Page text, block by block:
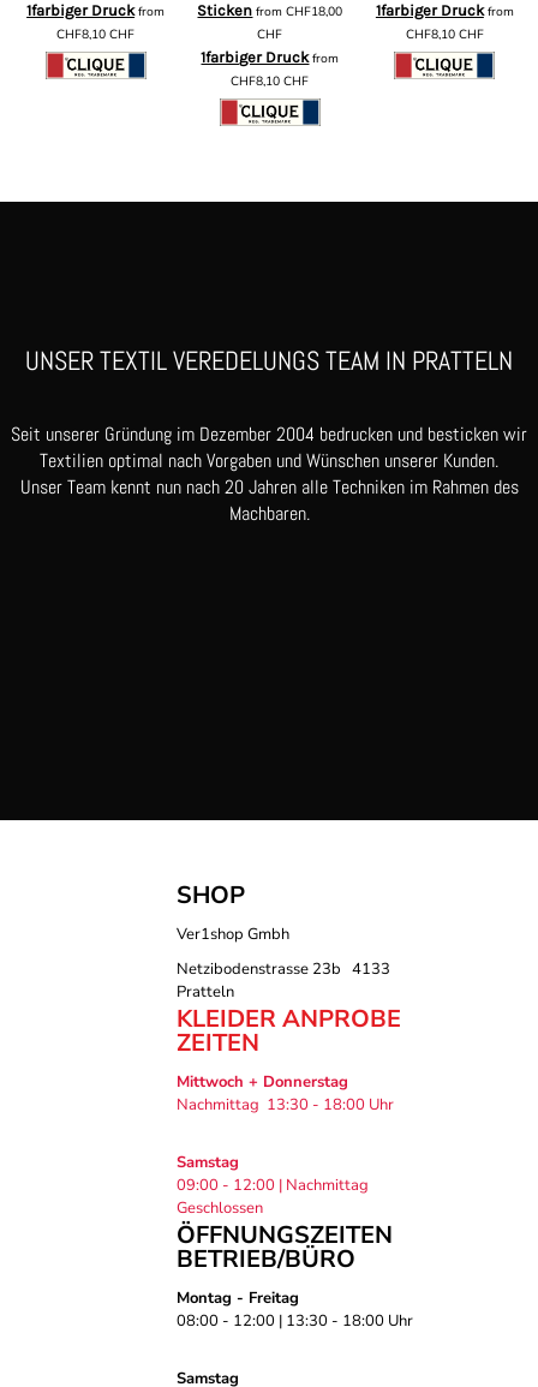
1farbiger Druckfrom
CHF8,10CHF
Sticken fromCHF18,00
CHF
1farbiger Druckfrom
CHF8,10CHF
1farbiger Druckfrom
CHF8,10 CHF
UNSER TEXTIL VEREDELUNGS TEAM IN PRATTELN
Seit unserer Gründung im Dezember 2004 bedrucken und besticken wir
Textilien optimal nach Vorgaben und Wünschen unserer Kunden.
Unser Team kennt nun nach 20 Jahren alle Techniken im Rahmen des
Machbaren.
SHOP
Ver1shop Gmbh
Netzibodenstrasse 23b 4133
Pratteln
KLEIDER ANPROBE
ZEITEN
Mittwoch + Donnerstag
Nachmittag 13:30 - 18:00 Uhr
Samstag
09:00 - 12:00 | Nachmittag
Geschlossen
ÖFFNUNGSZEITEN
BETRIEB/BÜRO
Montag - Freitag
08:00 - 12:00 | 13:30 - 18:00 Uhr
Samstag